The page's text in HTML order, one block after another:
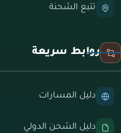
تتبع الشحنة
روابط سريعة
دليل المسارات
دليل الشحن الدولي